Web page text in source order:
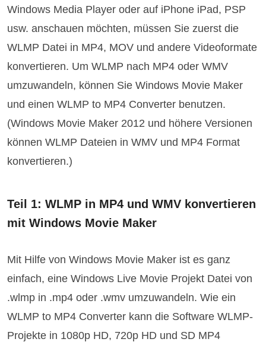
Windows Media Player oder auf iPhone iPad, PSP
usw. anschauen möchten, müssen Sie zuerst die
WLMP Datei in MP4, MOV und andere Videoformate
konvertieren. Um WLMP nach MP4 oder WMV
umzuwandeln, können Sie Windows Movie Maker
und einen WLMP to MP4 Converter benutzen.
(Windows Movie Maker 2012 und höhere Versionen
können WLMP Dateien in WMV und MP4 Format
konvertieren.)
Teil 1: WLMP in MP4 und WMV konvertieren
mit Windows Movie Maker
Mit Hilfe von Windows Movie Maker ist es ganz
einfach, eine Windows Live Movie Projekt Datei von
.wlmp in .mp4 oder .wmv umzuwandeln. Wie ein
WLMP to MP4 Converter kann die Software WLMP-
Projekte in 1080p HD, 720p HD und SD MP4